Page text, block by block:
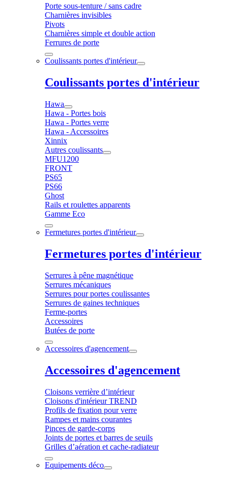
Porte sous-tenture / sans cadre
Charnières invisibles
Pivots
Charnières simple et double action
Ferrures de porte
Coulissants portes d'intérieur
Coulissants portes d'intérieur
Hawa
Hawa - Portes bois
Hawa - Portes verre
Hawa - Accessoires
Xinnix
Autres coulissants
MFU1200
FRONT
PS65
PS66
Ghost
Rails et roulettes apparents
Gamme Eco
Fermetures portes d'intérieur
Fermetures portes d'intérieur
Serrures à pêne magnétique
Serrures mécaniques
Serrures pour portes coulissantes
Serrures de gaines techniques
Ferme-portes
Accessoires
Butées de porte
Accessoires d'agencement
Accessoires d'agencement
Cloisons verrière d’intérieur
Cloisons d'intérieur TREND
Profils de fixation pour verre
Rampes et mains courantes
Pinces de garde-corps
Joints de portes et barres de seuils
Grilles d’aération et cache-radiateur
Equipements déco